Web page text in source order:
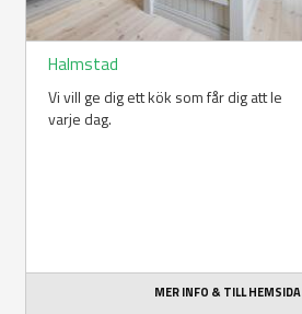
Halmstad
Vi vill ge dig ett kök som får dig att le
varje dag.
MER INFO & TILL HEMSIDA